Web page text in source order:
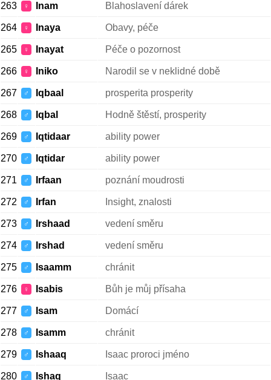
263 ♀ Inam Blahoslavení dárek
264 ♀ Inaya Obavy, péče
265 ♀ Inayat Péče o pozornost
266 ♀ Iniko Narodil se v neklidné době
267 ♂ Iqbaal prosperita prosperity
268 ♂ Iqbal Hodně štěstí, prosperity
269 ♂ Iqtidaar ability power
270 ♂ Iqtidar ability power
271 ♂ Irfaan poznání moudrosti
272 ♂ Irfan Insight, znalosti
273 ♂ Irshaad vedení směru
274 ♂ Irshad vedení směru
275 ♂ Isaamm chránit
276 ♀ Isabis Bůh je můj přísaha
277 ♂ Isam Domácí
278 ♂ Isamm chránit
279 ♂ Ishaaq Isaac proroci jméno
280 ♂ Ishaq Isaac